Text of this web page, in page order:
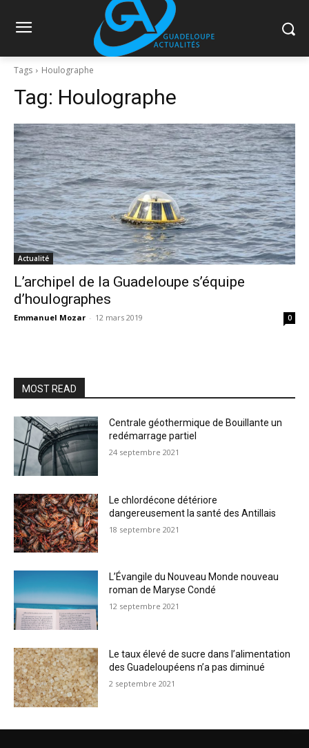
Tags Houlographe
Tag: Houlographe
Actualité
L’archipel de la Guadeloupe s’équipe
d’houlographes
Emmanuel Mozar - 12 mars 2019 0
MOST READ
Centrale géothermique de Bouillante un
redémarrage partiel
24 septembre 2021
Le chlordécone détériore
dangereusement la santé des Antillais
18 septembre 2021
L’Évangile du Nouveau Monde nouveau
roman de Maryse Condé
12 septembre 2021
Le taux élevé de sucre dans l’alimentation
des Guadeloupéens n’a pas diminué
2 septembre 2021